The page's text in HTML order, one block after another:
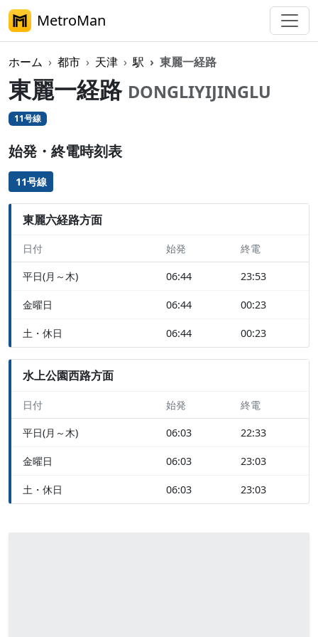
MetroMan
ホーム 都市 天津 駅 東麗一経路
東麗一経路 DONGLIYIJINGLU
11号線
始発・終電時刻表
11号線
東麗六経路方面
日付 始発 終電
平日(月～木) 06:44 23:53
金曜日 06:44 00:23
土・休日 06:44 00:23
水上公園西路方面
日付 始発 終電
平日(月～木) 06:03 22:33
金曜日 06:03 23:03
土・休日 06:03 23:03